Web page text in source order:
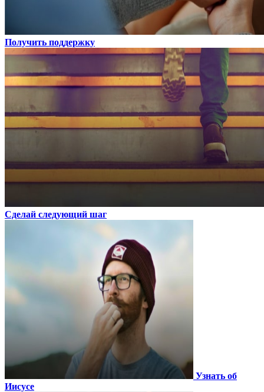
Получить поддержку
Сделай следующий шаг
Узнать об
Иисусе